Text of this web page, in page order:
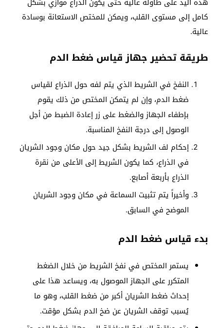
كامل إلى مستوى القلب، ويمكن للمختص الاستعانة بوسادة
عالية.
طريقة تحضير جهاز قياس ضغط الدم
النفخ في الشريط الذي يتم لفه حول الذراع لقياس
ضغط الدم، وإن لم يتمكن المختص من ذلك يقوم
بإطفاء الجهاز والضغط على زر إعادة الضبط من أجل
الوصول إلى درجة النفخ المناسبة.
إحكام لف الشريط بشكل جيد حول مكان وجود الشريان
في الذراع، كما يكون الشريط إلى الأعلى من نقرة
الذراع بأربعة أصابع.
وأخيراً يتم تثبيت السماعة في مكان وجود الشريان
الموضح في السابق.
بدء قياس ضغط الدم
يستمر المختص في نفخ الشريط من خلال الضغط
المتكرر على الجهاز الموصول به، ويساعد هذا على
إحداث ضغط الشريان أكبر من ضغط القلب، وهو ما
يُسبب توقف الشريان عن ضخ الدم بشكل مؤقت.